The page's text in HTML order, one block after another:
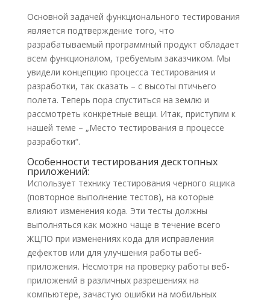
Основной задачей функционального тестирования
является подтверждение того, что
разрабатываемый программный продукт обладает
всем функционалом, требуемым заказчиком. Мы
увидели концепцию процесса тестирования и
разработки, так сказать – с высоты птичьего
полета. Теперь пора спуститься на землю и
рассмотреть конкретные вещи. Итак, приступим к
нашей теме – „Место тестирования в процессе
разработки“.
Особенности тестирования десктопных
приложений:
Использует технику тестирования черного ящика
(повторное выполнение тестов), на которые
влияют изменения кода. Эти тесты должны
выполняться как можно чаще в течение всего
ЖЦПО при изменениях кода для исправления
дефектов или для улучшения работы веб-
приложения. Несмотря на проверку работы веб-
приложений в различных разрешениях на
компьютере, зачастую ошибки на мобильных